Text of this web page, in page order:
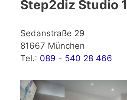
Step2diz Studio 1
Sedanstraße 29
81667 München
Tel.: 089 - 540 28 466